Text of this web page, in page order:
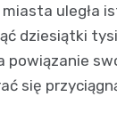
uległa
dziesiątki
powiązanie
się